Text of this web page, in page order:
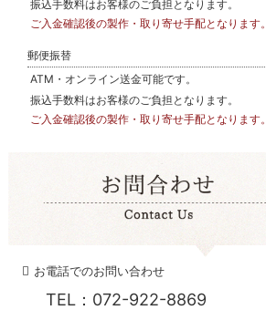
振込手数料はお客様のご負担となります。
ご入金確認後の製作・取り寄せ手配となります。
郵便振替
ATM・オンライン送金可能です。
振込手数料はお客様のご負担となります。
ご入金確認後の製作・取り寄せ手配となります。
お電話でのお問い合わせ
TEL：072-922-8869